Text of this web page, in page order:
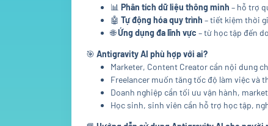
📊 Phân tích dữ liệu thông minh – hỗ trợ
🤖 Tự động hóa quy trình – tiết kiệm thời
🌐Ứng dụng đa lĩnh vực – từ học tập đến
🎯 Antigravity AI phù hợp với ai?
Marketer, Content Creator cần nội dung
Freelancer muốn tăng tốc độ làm việc và
Doanh nghiệp cần tối ưu vận hành,
Học sinh, sinh viên cần hỗ trợ học tập,